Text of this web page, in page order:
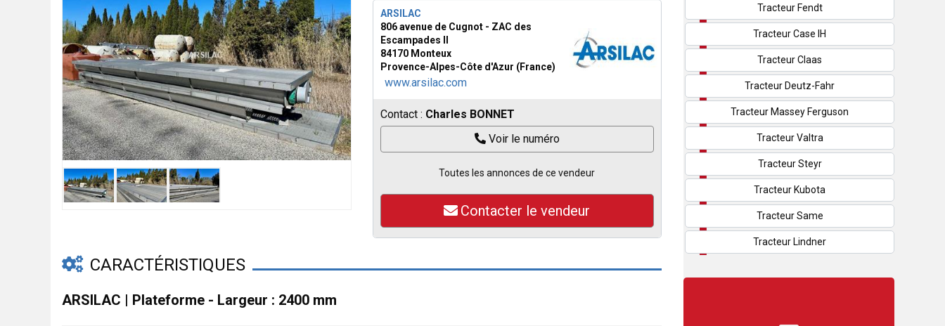
ARSILAC
806 avenue de Cugnot - ZAC des
Escampades II
84170 Monteux
Provence-Alpes-Côte d'Azur (France)
www.arsilac.com
Contact : Charles BONNET
Voir le numéro
Toutes les annonces de ce vendeur
Contacter le vendeur
CARACTÉRISTIQUES
ARSILAC | Plateforme - Largeur : 2400 mm
Tracteur Fendt
Tracteur Case IH
Tracteur Claas
Tracteur Deutz-Fahr
Tracteur Massey Ferguson
Tracteur Valtra
Tracteur Steyr
Tracteur Kubota
Tracteur Same
Tracteur Lindner